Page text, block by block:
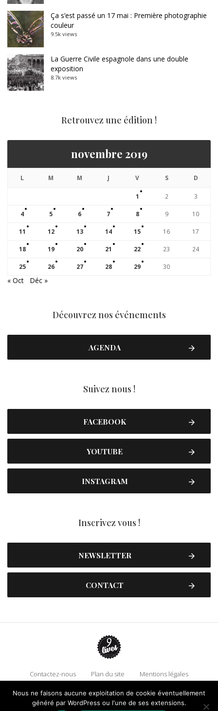
Ça s’est passé un 17 mai : Première photographie
couleur
9.5k views
La Guerre Civile espagnole dans une double
exposition
8.7k views
Retrouvez une édition !
novembre 2019
L M M J V S D
1 2 3
4 5 6 7 8 9 10
11 12 13 14 15 16 17
18 19 20 21 22 23 24
25 26 27 28 29 30
« Oct Déc »
Découvrez nos événements
AGENDA
Suivez nous !
FACEBOOK
YOUTUBE
INSTAGRAM
Inscrivez vous !
NEWSLETTER
CONTACT
Contactez-nous Plan du site
Mentions légales
Politique de confidentialité
Adhérez à 9 Lives
Faire un don !
Nous ne faisons aucune exploitation de cookie éventuellement
généré par WordPress ou l'une de ses extensions.